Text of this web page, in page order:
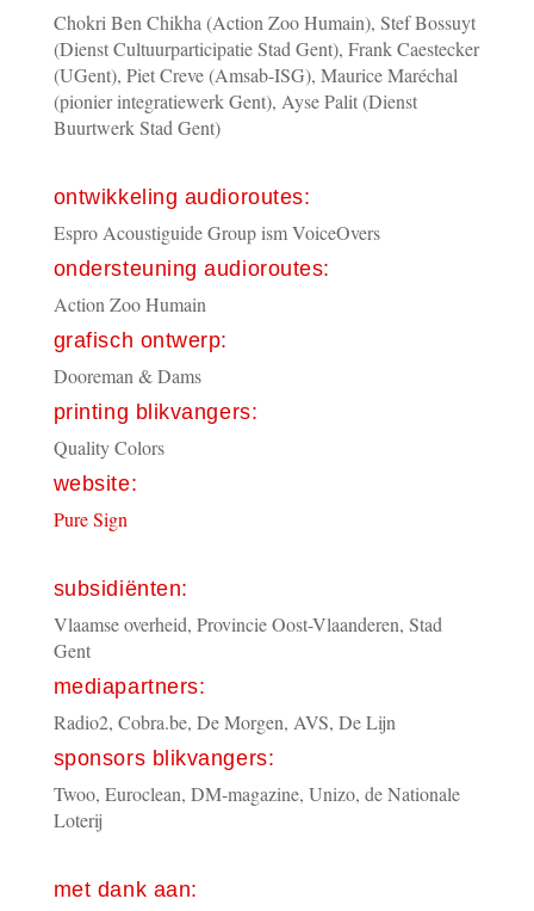
Chokri Ben Chikha (Action Zoo Humain), Stef Bossuyt
(Dienst Cultuurparticipatie Stad Gent), Frank Caestecker
(UGent), Piet Creve (Amsab-ISG), Maurice Maréchal
(pionier integratiewerk Gent), Ayse Palit (Dienst
Buurtwerk Stad Gent)
ontwikkeling audioroutes:
Espro Acoustiguide Group ism VoiceOvers
ondersteuning audioroutes:
Action Zoo Humain
grafisch ontwerp:
Dooreman & Dams
printing blikvangers:
Quality Colors
website:
Pure Sign
subsidiënten:
Vlaamse overheid, Provincie Oost-Vlaanderen, Stad
Gent
mediapartners:
Radio2, Cobra.be, De Morgen, AVS, De Lijn
sponsors blikvangers:
Twoo, Euroclean, DM-magazine, Unizo, de Nationale
Loterij
met dank aan: